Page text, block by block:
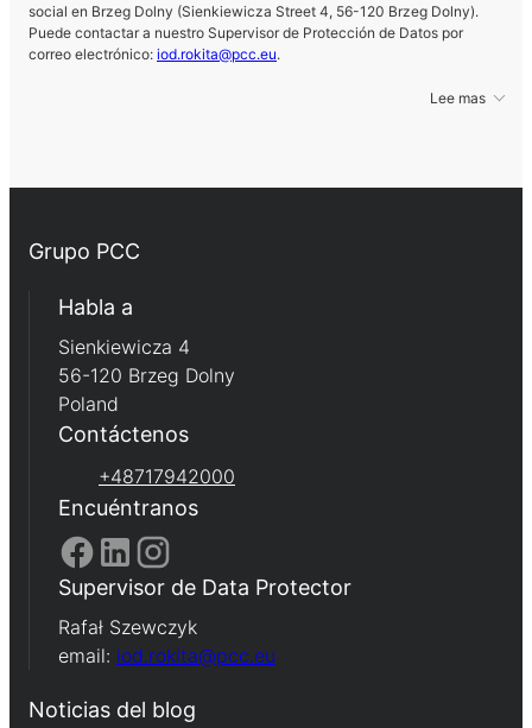
social en Brzeg Dolny (Sienkiewicza Street 4, 56-120 Brzeg Dolny).
Puede contactar a nuestro Supervisor de Protección de Datos por
correo electrónico: iod.rokita@pcc.eu.
Lee mas
Grupo PCC
Habla a
Sienkiewicza 4
56-120 Brzeg Dolny
Poland
Contáctenos
+48717942000
Encuéntranos
Supervisor de Data Protector
Rafał Szewczyk
email: iod.rokita@pcc.eu
Noticias del blog